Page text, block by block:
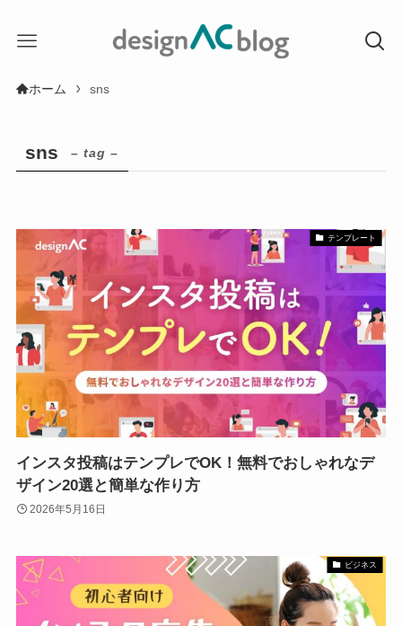
ホーム sns
sns – tag –
テンプレート
インスタ投稿はテンプレでOK！無料でおしゃれなデ
ザイン20選と簡単な作り方
2026年5月16日
ビジネス